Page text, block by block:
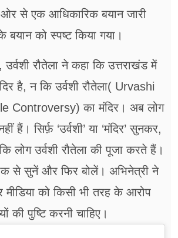
से एक आधिकारिक बयान जारी
को स्पष्ट किया गया।
उर्वशी रौतेला ने कहा कि उत्तराखंड में
है, न कि उर्वशी रौतेला( Urvashi
Controversy) का मंदिर। अब लोग
हैं। सिर्फ़ ‘उर्वशी’ या ‘मंदिर’ सुनकर,
लोग उर्वशी रौतेला की पूजा करते हैं।
से सुनें और फिर बोलें। अभिनेत्री ने
मीडिया को किसी भी तरह के आरोप
की पुष्टि करनी चाहिए।